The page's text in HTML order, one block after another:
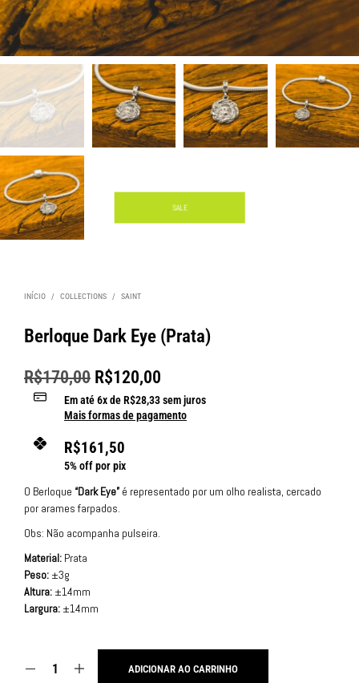
SALE
INÍCIO / COLLECTIONS / SAINT
Berloque Dark Eye (Prata)
R$170,00 R$120,00
Em até6x deR$28,33sem juros
Mais formas de pagamento
R$161,50
5% off por pix
O Berloque “Dark Eye” é representado por um olho realista, cercado
por arames farpados.
Obs: Não acompanha pulseira.
Material: Prata
Peso: ±3g
Altura: ±14mm
Largura: ±14mm
ADICIONAR AO CARRINHO